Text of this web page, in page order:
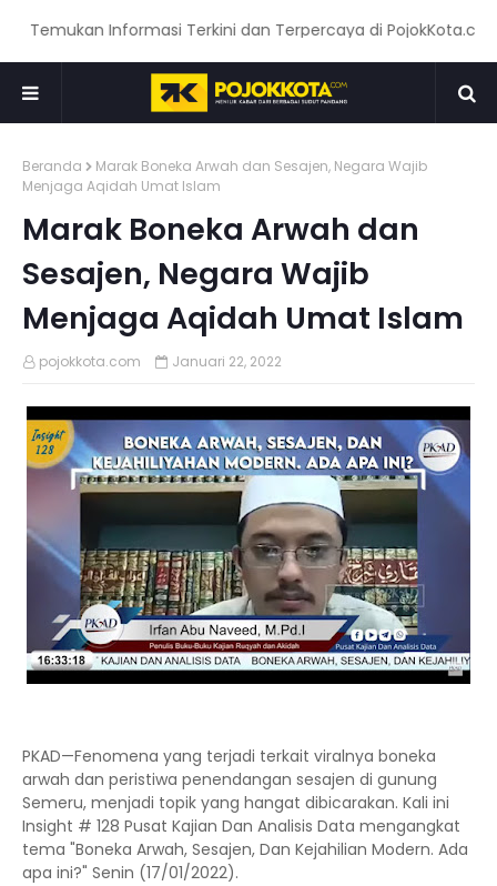
Temukan Informasi Terkini dan Terpercaya di PojokKota.com:
Beranda
Marak Boneka Arwah dan Sesajen, Negara Wajib
Menjaga Aqidah Umat Islam
Marak Boneka Arwah dan
Sesajen, Negara Wajib
Menjaga Aqidah Umat Islam
pojokkota.com Januari 22, 2022
PKAD—Fenomena yang terjadi terkait viralnya boneka
arwah dan peristiwa penendangan sesajen di gunung
Semeru, menjadi topik yang hangat dibicarakan. Kali ini
Insight # 128 Pusat Kajian Dan Analisis Data mengangkat
tema "Boneka Arwah, Sesajen, Dan Kejahilian Modern. Ada
apa ini?" Senin (17/01/2022).